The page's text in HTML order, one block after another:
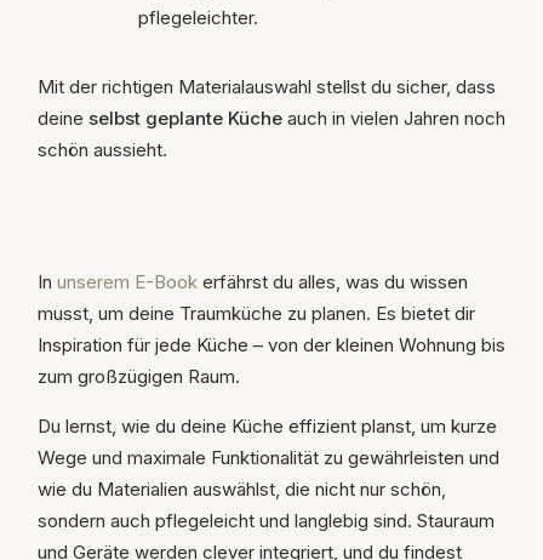
pflegeleichter.
Mit der richtigen Materialauswahl stellst du sicher, dass
deine selbst geplante Küche auch in vielen Jahren noch
schön aussieht.
In unserem E-Book erfährst du alles, was du wissen
musst, um deine Traumküche zu planen. Es bietet dir
Inspiration für jede Küche – von der kleinen Wohnung bis
zum großzügigen Raum.
Du lernst, wie du deine Küche effizient planst, um kurze
Wege und maximale Funktionalität zu gewährleisten und
wie du Materialien auswählst, die nicht nur schön,
sondern auch pflegeleicht und langlebig sind. Stauraum
und Geräte werden clever integriert, und du findest